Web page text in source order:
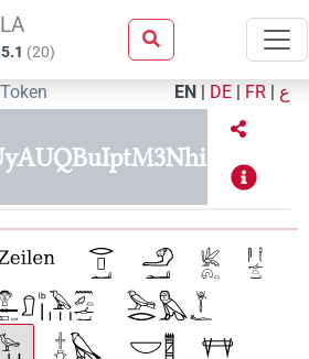
(20)
Token EN | DE | FR | ع